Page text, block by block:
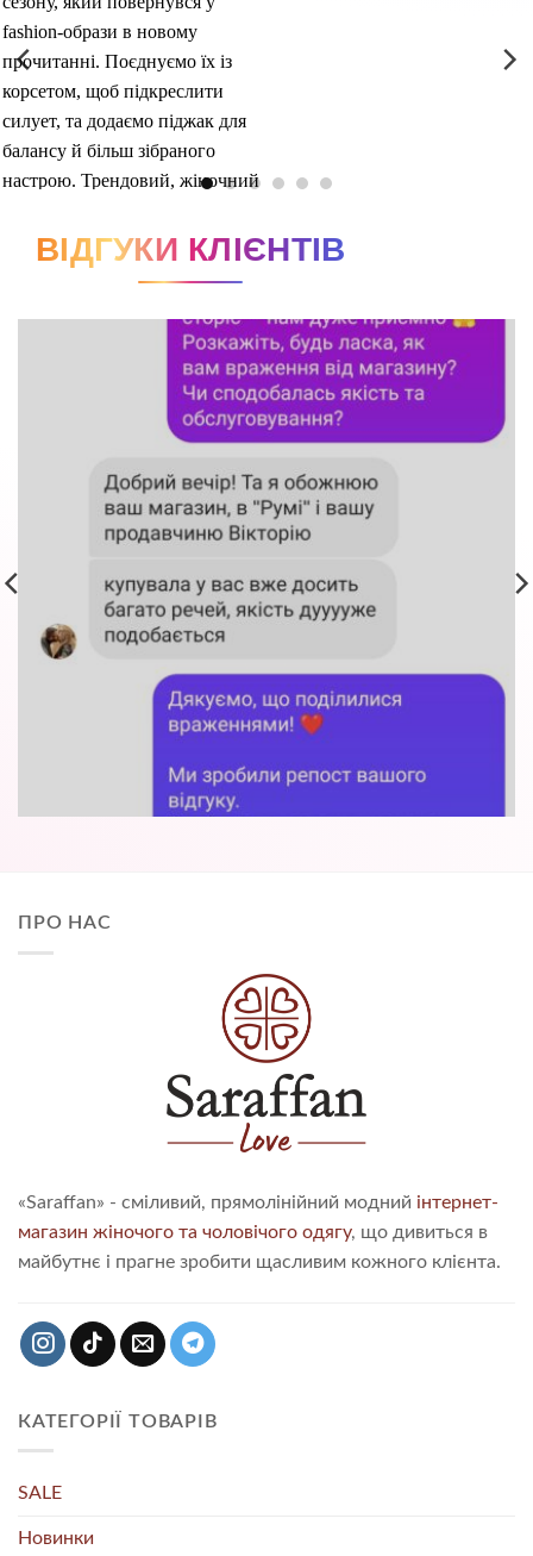
ВІДГУКИ КЛІЄНТІВ
ПРО НАС
«Saraffan» - сміливий, прямолінійний модний інтернет-
магазин жіночого та чоловічого одягу, що дивиться в
майбутнє і прагне зробити щасливим кожного клієнта.
КАТЕГОРІЇ ТОВАРІВ
SALE
Новинки